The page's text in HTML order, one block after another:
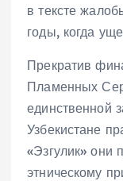
в тексте
годы, когда
Прекратив
Пламенных
единственной
Узбекистане
«Эзгулик» они
этническому